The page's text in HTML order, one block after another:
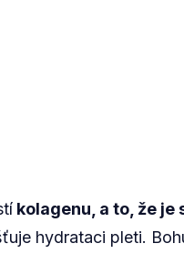
kolagenu, a to, že je
hydrataci pleti.